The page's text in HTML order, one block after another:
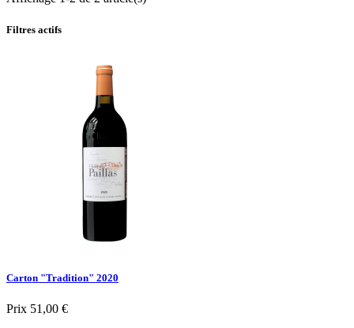
Filtres actifs
Carton "Tradition" 2020
Prix 51,00 €